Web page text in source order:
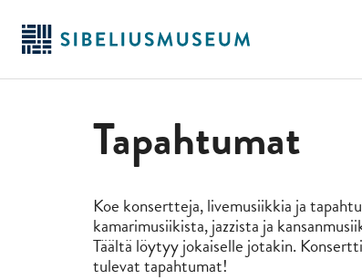
pääsisältöön
Tapahtumat
Koe konsertteja, livemusiikkia ja
kamarimusiikista, jazzista ja
Täältä löytyy jokaiselle jotakin.
tulevat tapahtumat!